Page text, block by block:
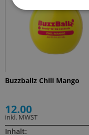
Buzzballz Chili Mango
12.00
inkl. MWST
Inhalt: